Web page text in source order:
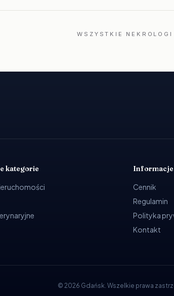
WSZYSTKIE NEKROLOGI
kategorie
Informacje
Cennik
Regulamin
Polityka
Kontakt
© 2026 Gdańsk. Wszelkie prawa